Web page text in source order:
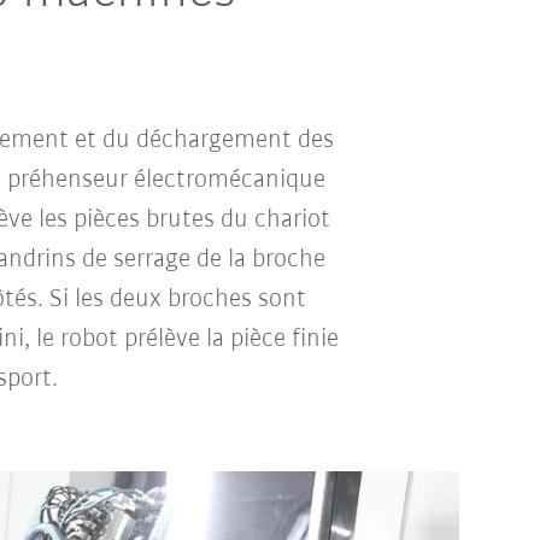
et du déchargement des
électromécanique
les pièces brutes du chariot
de serrage de la broche
Si les deux broches sont
le robot prélève la pièce finie